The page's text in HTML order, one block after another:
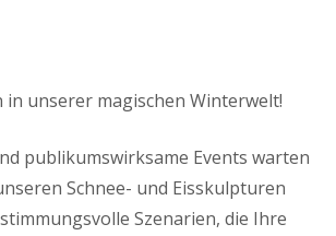
in unserer magischen Winterwelt!
publikumswirksame Events warten
Schnee- und Eisskulpturen
Szenarien, die Ihre